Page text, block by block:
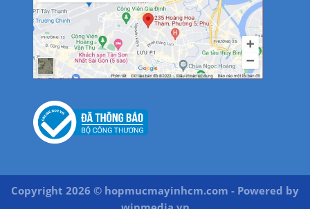
Copyright 2026 © hopmucmayinhcm.com - Powered by